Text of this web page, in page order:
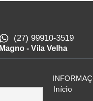
(27) 99910-3519
Magno - Vila Velha
Início